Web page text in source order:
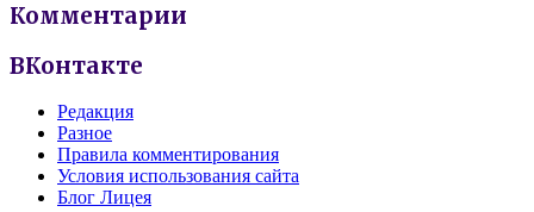
Комментарии
ВКонтакте
Редакция
Разное
Правила комментирования
Условия использования сайта
Блог Лицея